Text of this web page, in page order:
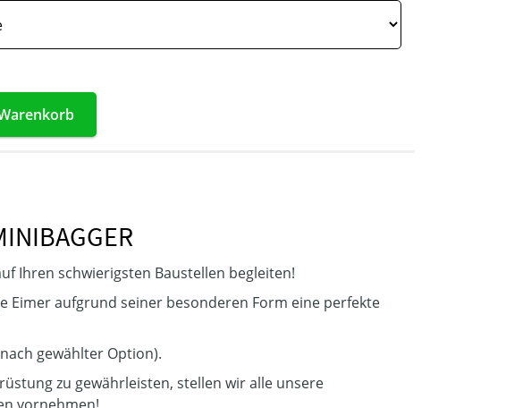
Ihren schwierigsten Baustellen begleiten!
Eimer aufgrund seiner besonderen Form eine perfekte
gewählter Option).
zu gewährleisten, stellen wir alle unsere